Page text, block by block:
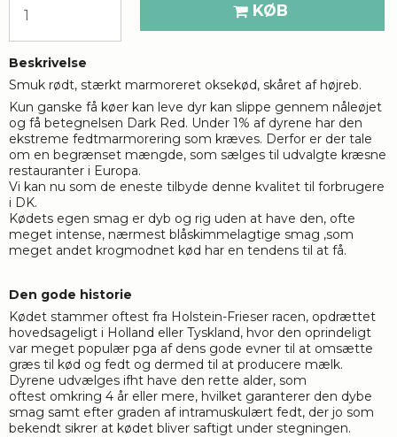
KØB
Beskrivelse
Smuk rødt, stærkt marmoreret oksekød, skåret af højreb.
Kun ganske få køer kan leve dyr kan slippe gennem nåleøjet
og få betegnelsen Dark Red. Under 1% af dyrene har den
ekstreme fedtmarmorering som kræves. Derfor er der tale
om en begrænset mængde, som sælges til udvalgte kræsne
restauranter i Europa.
Vi kan nu som de eneste tilbyde denne kvalitet til forbrugere
i DK.
Kødets egen smag er dyb og rig uden at have den, ofte
meget intense, nærmest blåskimmelagtige smag ,som
meget andet krogmodnet kød har en tendens til at få.
Den gode historie
Kødet stammer oftest fra Holstein-Frieser racen, opdrættet
hovedsageligt i Holland eller Tyskland, hvor den oprindeligt
var meget populær pga af dens gode evner til at omsætte
græs til kød og fedt og dermed til at producere mælk.
Dyrene udvælges ifht have den rette alder, som
oftest omkring 4 år eller mere, hvilket garanterer den dybe
smag samt efter graden af intramuskulært fedt, der jo som
bekendt sikrer at kødet bliver saftigt under stegningen.